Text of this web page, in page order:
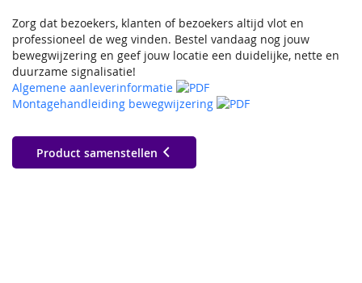
Zorg dat bezoekers, klanten of bezoekers altijd vlot en
professioneel de weg vinden. Bestel vandaag nog jouw
bewegwijzering en geef jouw locatie een duidelijke, nette en
duurzame signalisatie!
Algemene aanleverinformatie
Montagehandleiding bewegwijzering
Product samenstellen